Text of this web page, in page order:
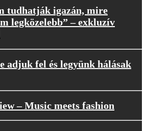
tudhatják igazán, mire
legközelebb” – exkluzív
adjuk fel és legyünk hálásak
– Music meets fashion